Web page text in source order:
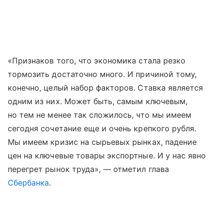
«Признаков того, что экономика стала резко
тормозить достаточно много. И причиной тому,
конечно, целый набор факторов. Ставка является
одним из них. Может быть, самым ключевым,
но тем не менее так сложилось, что мы имеем
сегодня сочетание еще и очень крепкого рубля.
Мы имеем кризис на сырьевых рынках, падение
цен на ключевые товары экспортные. И у нас явно
перегрет рынок труда», — отметил глава
Сбербанка.